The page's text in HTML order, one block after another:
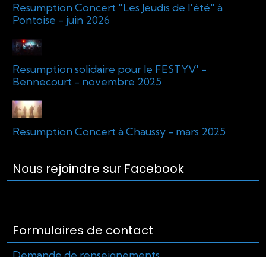
Resumption Concert "Les Jeudis de l'été" à
Pontoise - juin 2026
Resumption solidaire pour le FESTYV' -
Bennecourt - novembre 2025
Resumption Concert à Chaussy - mars 2025
Nous rejoindre sur Facebook
Formulaires de contact